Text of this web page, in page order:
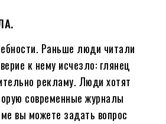
Раньше люди читали
к нему исчезло: глянец
рекламу. Люди хотят
современные журналы
вы можете задать вопрос